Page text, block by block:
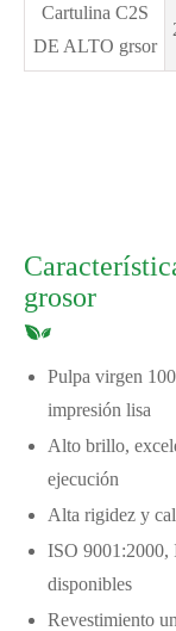
Cartulina C2S
DE ALTO grsor
grosor
Pulpa virgen
impresión lisa
Alto brillo,
ejecución
Alta rigidez y
ISO 9001:2000,
disponibles
Revestimiento